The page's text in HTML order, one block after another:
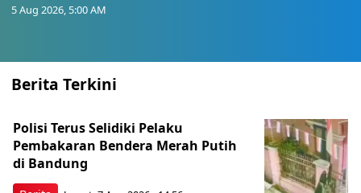
5 Aug 2026, 5:00 AM
Berita Terkini
Polisi Terus Selidiki Pelaku
Pembakaran Bendera Merah Putih
di Bandung